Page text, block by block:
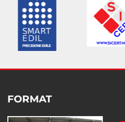
FORMAT